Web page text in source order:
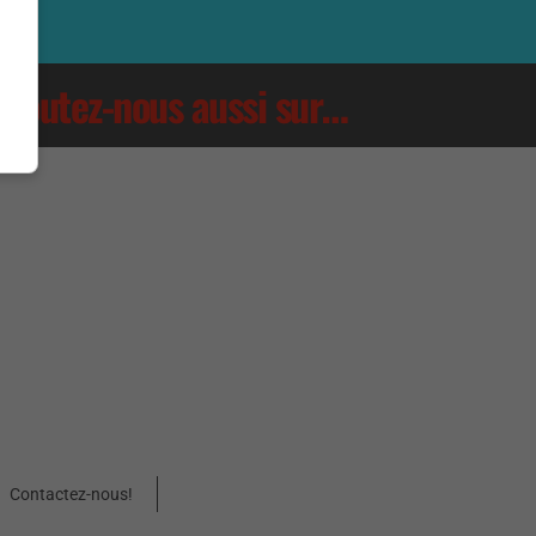
Écoutez-nous aussi sur…
Contactez-nous!